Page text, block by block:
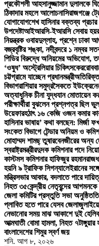
প্রকৌশলী আহসানুজ্জামান দুলালকে
ঠিকাদার মহলে আলোচনাসিরাজগঞ্জে
যোগাযোগশেখ হাসিনার বক্তব্য
উপদেষ্টাআইআরসি-ইআরসি সেবায়
নিয়ন্ত্রক ওবায়দুল্লাহ, প্রশ্নে ঢাকা
বজ্রবৃষ্টির শঙ্কা, নদীবন্দরে ১ নম্বর
পিডির বিরুদ্ধে অনিয়মের অভিযোগ,
‘ওষুধ’ অস্ট্রেলিয়ার চিকিৎসকের
চট্টগ্রামে যাচ্ছেন প্রধানমন্ত্রীঅতিরিক্ত
বিভাগরাশিয়ার সমুদ্রসৈকতে
অত্যাধুনিক চীনা যুদ্ধযান মোতায়েন
পরীক্ষার্থীরা বুঝলেন প্রশ্নপত্র ছিল ভুল
উয়েফারহঠাৎ ১৬ কেজি ওজন কমার
হাসিনার ভাষায়’ কথা বলছেন: মির্জা
সংকেত বিভাগে টেন্ডার অনিয়ম ও
মোহাম্মদ শামছ্ তুষারবেনজীরের অন্য
স্বরাষ্ট্রমন্ত্রীরদুদক কমিশনার পদে
কাস্টমস কমিশনার হাফিজুর রহমান
হয়নি ৯ ট্রাফিক সিগন্যালেইরানের
মন্ত্রিসভার আকার, বদলাতে পারে
নিহত ৩৫কেন্দ্রীয় নেতৃবৃন্দের আগমনকে
জেলা কমিটির প্রস্তুতি সভা অনুষ্ঠিত
প্লাবিত হতে পারে যেসব জেলা
নেভানোর সময় মাঝ আকাশে দুই
আত্মঘাতী বোমা হামলা, নিহত ৭
বাংলাদেশের শিমুর স্বর্ণ জয়
শনি. আগ ৮, ২০২৬